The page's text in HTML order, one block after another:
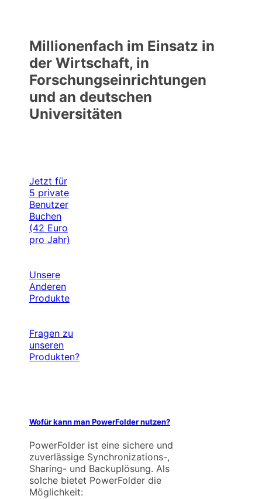
Millionenfach im Einsatz in
der Wirtschaft, in
Forschungseinrichtungen
und an deutschen
Universitäten
Jetzt für
5 private
Benutzer
Buchen
(42 Euro
pro Jahr)
Unsere
Anderen
Produkte
Fragen zu
unseren
Produkten?
Wofür kann man PowerFolder nutzen?
PowerFolder ist eine sichere und
zuverlässige Synchronizations-,
Sharing- und Backuplösung. Als
solche bietet PowerFolder die
Möglichkeit: